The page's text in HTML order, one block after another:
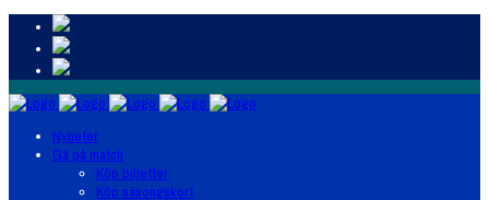
Nyheter
Gå på match
Köp biljetter
Köp säsongskort